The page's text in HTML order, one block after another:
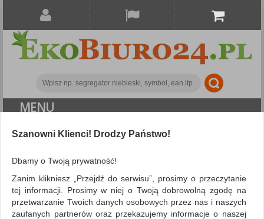
MENU
ALL CATEGORIES
FILTRY
Drobne akcesoria biurowe
Zszywacze
elektryczne
Szanowni Klienci! Drodzy Państwo!
Dbamy o Twoją prywatność!
Zanim klikniesz „Przejdź do serwisu”, prosimy o przeczytanie
tej informacji. Prosimy w niej o Twoją dobrowolną zgodę na
przetwarzanie Twoich danych osobowych przez nas i naszych
zaufanych partnerów oraz przekazujemy informacje o naszej